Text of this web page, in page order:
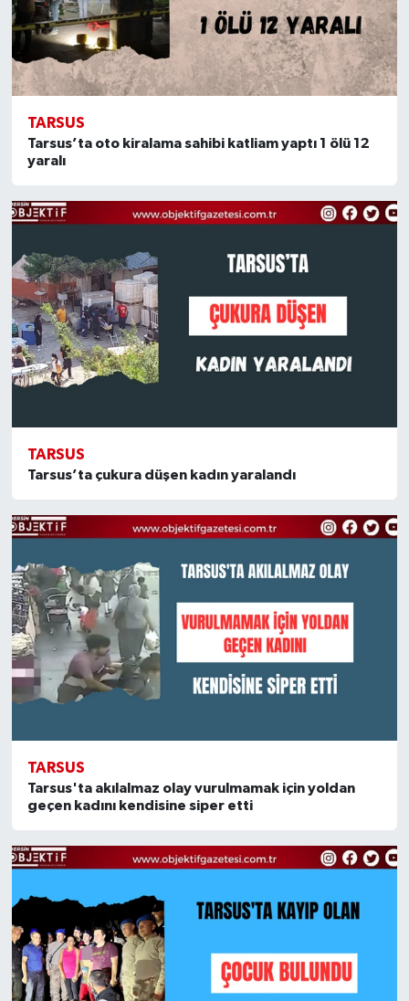
TARSUS
Tarsus’ta oto kiralama sahibi katliam yaptı 1 ölü 12
yaralı
TARSUS
Tarsus’ta çukura düşen kadın yaralandı
TARSUS
Tarsus'ta akılalmaz olay vurulmamak için yoldan
geçen kadını kendisine siper etti